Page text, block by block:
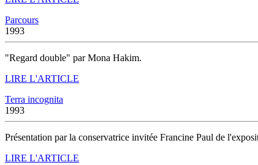
Parcours
1993
"Regard double" par Mona Hakim.
LIRE L'ARTICLE
Terra incognita
1993
Présentation par la conservatrice invitée Francine Paul de
LIRE L'ARTICLE